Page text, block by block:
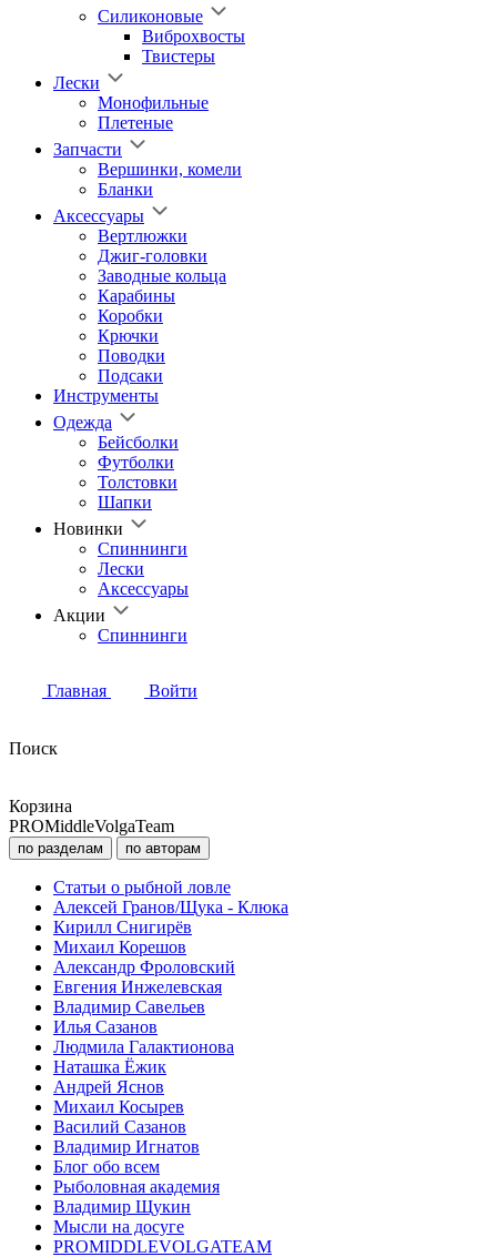
Силиконовые
Виброхвосты
Твистеры
Лески
Монофильные
Плетеные
Запчасти
Вершинки, комели
Бланки
Аксессуары
Вертлюжки
Джиг-головки
Заводные кольца
Карабины
Коробки
Крючки
Поводки
Подсаки
Инструменты
Одежда
Бейсболки
Футболки
Толстовки
Шапки
Новинки
Спиннинги
Лески
Аксессуары
Акции
Спиннинги
Главная Войти
Поиск
Корзина
PROMiddleVolgaTeam
по разделам по авторам
Статьи о рыбной ловле
Алексей Гранов/Щука - Клюка
Кирилл Снигирёв
Михаил Корешов
Александр Фроловский
Евгения Инжелевская
Владимир Савельев
Илья Сазанов
Людмила Галактионова
Наташка Ёжик
Андрей Яснов
Михаил Косырев
Василий Сазанов
Владимир Игнатов
Блог обо всем
Рыболовная академия
Владимир Щукин
Мысли на досуге
PROMIDDLEVOLGATEAM